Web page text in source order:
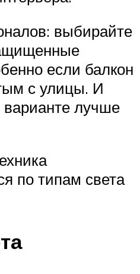
выбирайте
если балкон
с улицы. И
варианте лучше
по типам света